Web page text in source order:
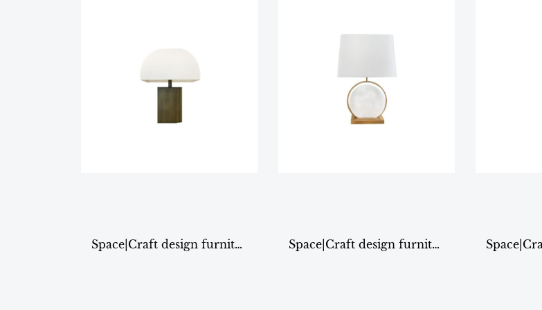
Space|Craft design furniture & living TABLE LAMP รุ่น8198 Space|Craft design furniture & living TABLE LAMP รุ่น8117